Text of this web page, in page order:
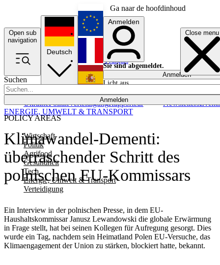
Ga naar de hoofdinhoud
Open sub
navigation
Close menu
Suchen
Anmelden
POLICY AREAS
Wirtschaft
Politik
Agrifood
Gesundheit
Tech
Energie, Umwelt & Transport
Verteidigung
UkrainePolitikVerteidigungRapporteur NewslettersEvents
Deutsch
English
Français
Anmelden
Sie sind abgemeldet.
Anmelden
Licht aus
Klimawandel-Dementi:
überraschender Schritt des
polnischen EU-Kommissars
Ein Interview in der polnischen Presse, in dem EU-
Haushaltskommissar Janusz Lewandowski die globale Erwärmung
in Frage stellt, hat bei seinen Kollegen für Aufregung gesorgt. Dies
wurde ein Tag, nachdem sein Heimatland Polen EU-Versuche, das
Klimaengagement der Union zu stärken, blockiert hatte, bekannt.
ENERGIE, UMWELT & TRANSPORT